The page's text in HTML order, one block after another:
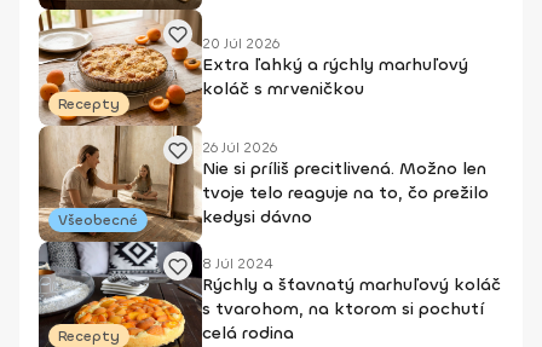
Recepty
20 Júl 2026
Extra ľahký a rýchly marhuľový
koláč s mrveničkou
Všeobecné
26 Júl 2026
Nie si príliš precitlivená. Možno len
tvoje telo reaguje na to, čo prežilo
kedysi dávno
Recepty
8 Júl 2024
Rýchly a šťavnatý marhuľový koláč
s tvarohom, na ktorom si pochutí
celá rodina